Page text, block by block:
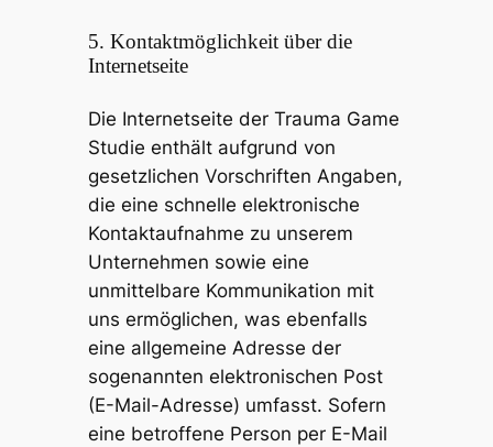
5. Kontaktmöglichkeit über die
Internetseite
Die Internetseite der Trauma Game
Studie enthält aufgrund von
gesetzlichen Vorschriften Angaben,
die eine schnelle elektronische
Kontaktaufnahme zu unserem
Unternehmen sowie eine
unmittelbare Kommunikation mit
uns ermöglichen, was ebenfalls
eine allgemeine Adresse der
sogenannten elektronischen Post
(E-Mail-Adresse) umfasst. Sofern
eine betroffene Person per E-Mail